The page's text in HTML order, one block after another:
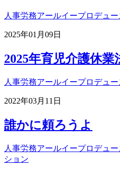
人事労務アールイープロデュー
2025年01月09日
2025年育児介護休
人事労務アールイープロデュー
2022年03月11日
誰かに頼ろうよ
人事労務アールイープロデュー
ション